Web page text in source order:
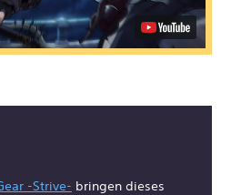
-Strive- bringen dieses